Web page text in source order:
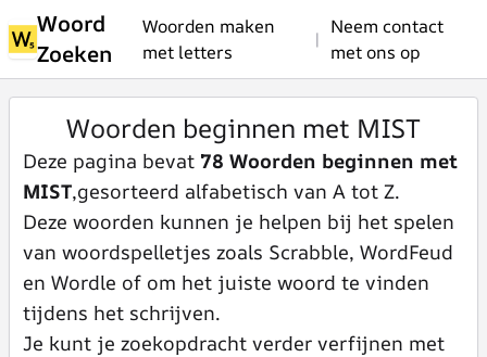
Woord
Zoeken
Woorden maken
met letters
|
Neem contact
met ons op
Woorden beginnen met MIST
Deze pagina bevat 78 Woorden beginnen met
MIST,gesorteerd alfabetisch van A tot Z.
Deze woorden kunnen je helpen bij het spelen
van woordspelletjes zoals Scrabble, WordFeud
en Wordle of om het juiste woord te vinden
tijdens het schrijven.
Je kunt je zoekopdracht verder verfijnen met